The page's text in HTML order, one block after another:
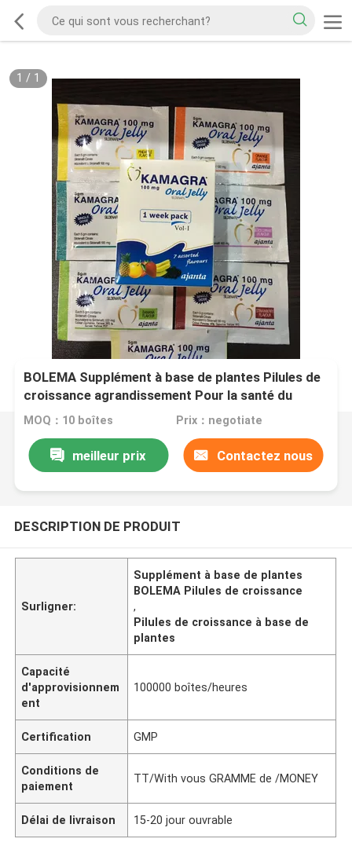
1 / 1
BOLEMA Supplément à base de plantes Pilules de
croissance agrandissement Pour la santé du
corps Amélioration fonctionnelle Pilules de maca
MOQ：10 boîtes Prix：negotiate
meilleur prix Contactez nous
DESCRIPTION DE PRODUIT
Surligner:
Supplément à base de plantes
BOLEMA Pilules de croissance
,
Pilules de croissance à base de
plantes
Capacité
d'approvisionnem
ent
100000 boîtes/heures
Certification GMP
Conditions de
paiement
TT/With vous GRAMME de /MONEY
Délai de livraison 15-20 jour ouvrable